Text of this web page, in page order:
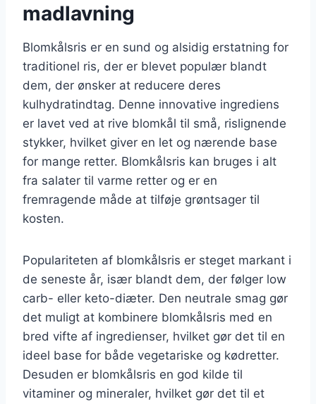
madlavning
Blomkålsris er en sund og alsidig erstatning for
traditionel ris, der er blevet populær blandt
dem, der ønsker at reducere deres
kulhydratindtag. Denne innovative ingrediens
er lavet ved at rive blomkål til små, rislignende
stykker, hvilket giver en let og nærende base
for mange retter. Blomkålsris kan bruges i alt
fra salater til varme retter og er en
fremragende måde at tilføje grøntsager til
kosten.
Populariteten af blomkålsris er steget markant i
de seneste år, især blandt dem, der følger low
carb- eller keto-diæter. Den neutrale smag gør
det muligt at kombinere blomkålsris med en
bred vifte af ingredienser, hvilket gør det til en
ideel base for både vegetariske og kødretter.
Desuden er blomkålsris en god kilde til
vitaminer og mineraler, hvilket gør det til et